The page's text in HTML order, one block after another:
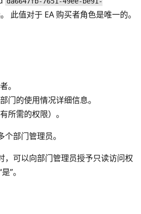
此值对于 EA 购买者角色是唯一的。
。
门的使用情况详细信息。
所需的权限）。
部门管理员。
，可以向部门管理员授予只读访问权
”。